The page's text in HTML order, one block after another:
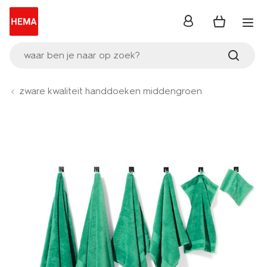
waar ben je naar op zoek?
inloggen
zware kwaliteit handdoeken middengroen